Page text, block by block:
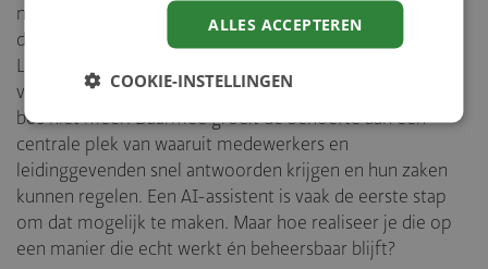
niet alleen werkdruk, ook de HR-beleving staat onder
druk. Die wordt immers sterk bepaald door tooling.
Leidinggevenden en medewerkers zien door de grote
verscheidenheid aan systemen en procedures vaak het
bos niet meer. Daarmee groeit de behoefte aan één
centrale plek van waaruit medewerkers en
leidinggevenden snel antwoorden krijgen en hun zaken
kunnen regelen. Een AI-assistent is vaak de eerste stap
om dat mogelijk te maken. Maar hoe realiseer je die op
een manier die echt werkt én beheersbaar blijft?
ALLES ACCEPTEREN
COOKIE-INSTELLINGEN